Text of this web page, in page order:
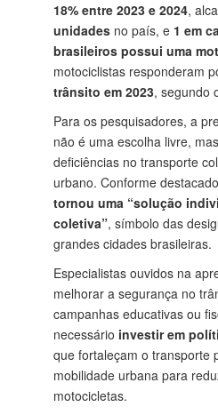
18% entre 2023 e 2024,
unidades no país, e 1 em
brasileiros possui uma
motociclistas responderam
trânsito em 2023, segundo
Para os pesquisadores, a
não é uma escolha livre,
deficiências no transporte
urbano. Conforme
tornou uma “solução
coletiva”, símbolo das
grandes cidades brasileiras.
Especialistas ouvidos na
melhorar a segurança no
campanhas educativas ou
necessário investir em
que fortaleçam o transporte
mobilidade urbana para
motocicletas.